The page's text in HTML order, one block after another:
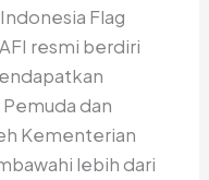
Flag
resmi berdiri
dan
Kementerian
lebih dari